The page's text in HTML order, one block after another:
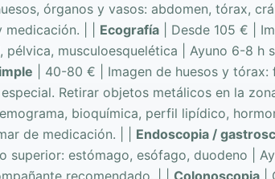
órganos y vasos: abdomen, tórax,
| | Ecografía | Desde 105 € |
musculoesquelética | Ayuno 6-8 h
| 40-80 € | Imagen de huesos y tórax:
Retirar objetos metálicos en la
bioquímica, perfil lipídico,
de medicación. | | Endoscopia /
estómago, esófago, duodeno |